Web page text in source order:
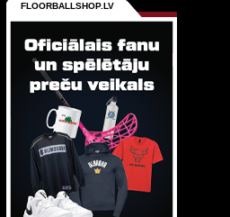
FLOORBALLSHOP.LV